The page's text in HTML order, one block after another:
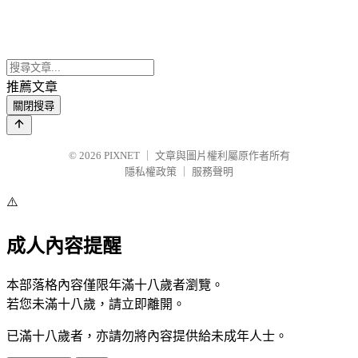
推薦文章
關閉搜尋
© 2026 PIXNET
文章與圖片權利屬原作者所有
隱私權政策
服務聲明
⚠️
成人內容提醒
本部落格內容僅限年滿十八歲者瀏覽。
若您未滿十八歲，請立即離開。
已滿十八歲者，亦請勿將內容提供給未成年人士。